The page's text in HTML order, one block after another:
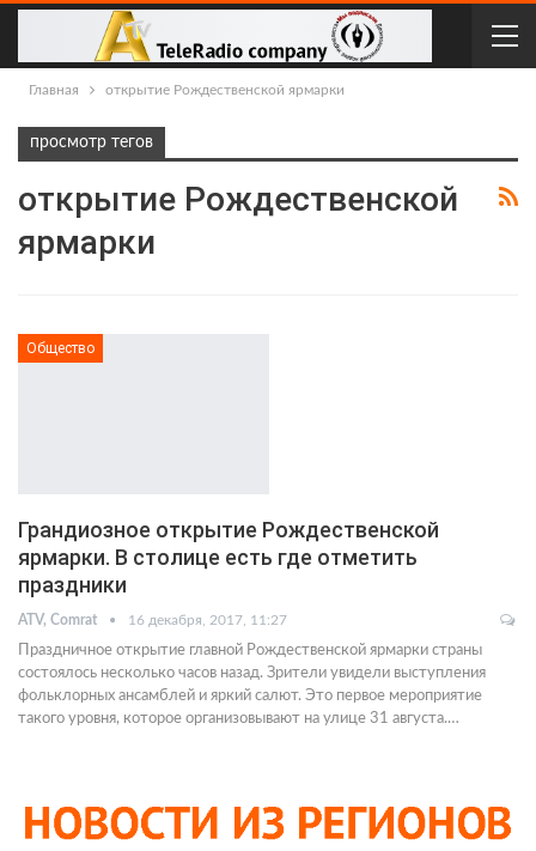
Главная открытие Рождественской ярмарки
просмотр тегов
открытие Рождественской
ярмарки
Общество
Грандиозное открытие Рождественской
ярмарки. В столице есть где отметить
праздники
ATV, Comrat 16 декабря, 2017, 11:27
Праздничное открытие главной Рождественской ярмарки страны
состоялось несколько часов назад. Зрители увидели выступления
фольклорных ансамблей и яркий салют. Это первое мероприятие
такого уровня, которое организовывают на улице 31 августа.…